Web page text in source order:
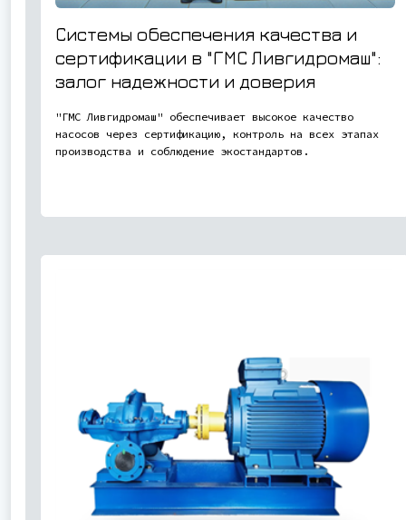
Системы обеспечения качества и
сертификации в "ГМС Ливгидромаш":
залог надежности и доверия
"ГМС Ливгидромаш" обеспечивает высокое качество
насосов через сертификацию, контроль на всех этапах
производства и соблюдение экостандартов.